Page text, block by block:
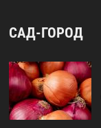
САД-ГОРОД